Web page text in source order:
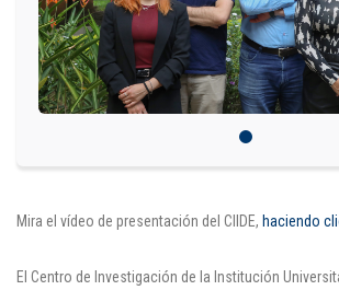
Mira el vídeo de presentación del CIIDE, haciendo
El Centro de Investigación de la Institución
Campus virtual
Pagos
Puntos de pago